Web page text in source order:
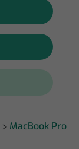
> MacBook Pro